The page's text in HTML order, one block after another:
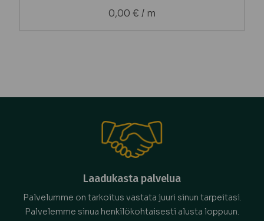
0,00 € / m
Laadukasta palvelua
Palvelumme on tarkoitus vastata juuri sinun tarpeitasi.
Palvelemme sinua henkilökohtaisesti alusta loppuun.